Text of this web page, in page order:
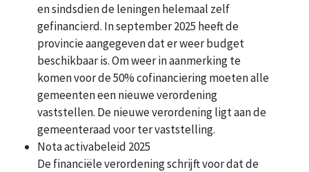
en sindsdien de leningen helemaal zelf
gefinancierd. In september 2025 heeft de
provincie aangegeven dat er weer budget
beschikbaar is. Om weer in aanmerking te
komen voor de 50% cofinanciering moeten alle
gemeenten een nieuwe verordening
vaststellen. De nieuwe verordening ligt aan de
gemeenteraad voor ter vaststelling.
Nota activabeleid 2025
De financiële verordening schrijft voor dat de